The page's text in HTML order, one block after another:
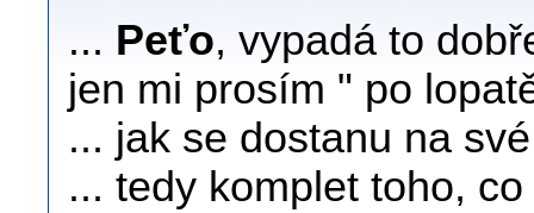
... Peťo, vypadá to
jen mi prosím " po
... jak se dostanu na
... tedy komplet toho,